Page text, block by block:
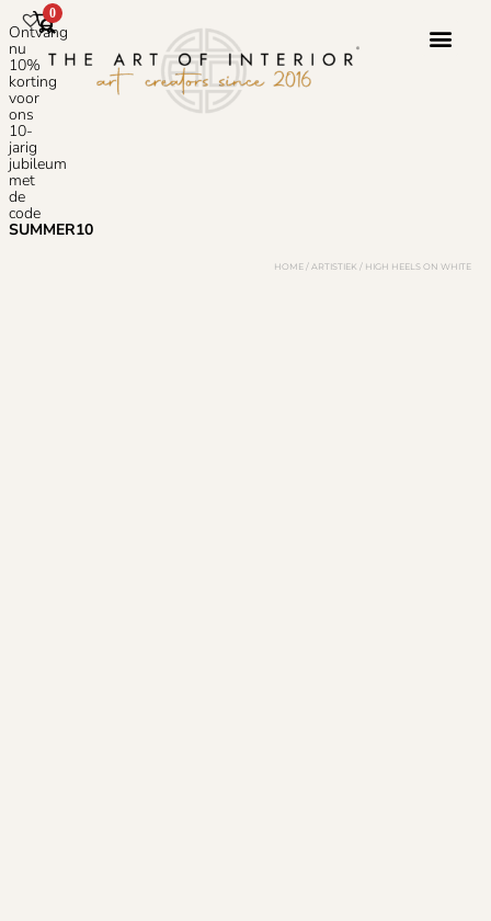
Ontvang
nu
10%
korting
voor
ons
10-
jarig
jubileum
met
de
code
SUMMER10
0
HOME / ARTISTIEK / HIGH HEELS ON WHITE